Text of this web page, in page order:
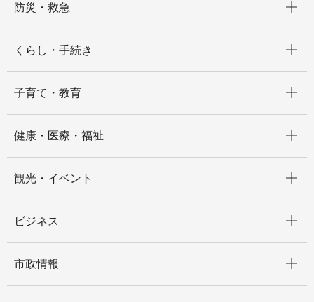
防災・救急
くらし・手続き
子育て・教育
健康・医療・福祉
観光・イベント
ビジネス
市政情報